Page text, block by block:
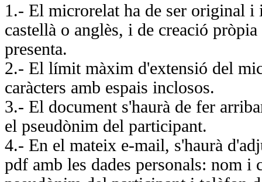
1.- El microrelat ha de ser original i
castellà o anglès, i de creació
presenta.
2.- El límit màxim d'extensió del
caràcters amb espais inclosos.
3.- El document s'haurà de fer
el pseudònim del participant.
4.- En el mateix e-mail, s'haurà
pdf amb les dades personals: nom i